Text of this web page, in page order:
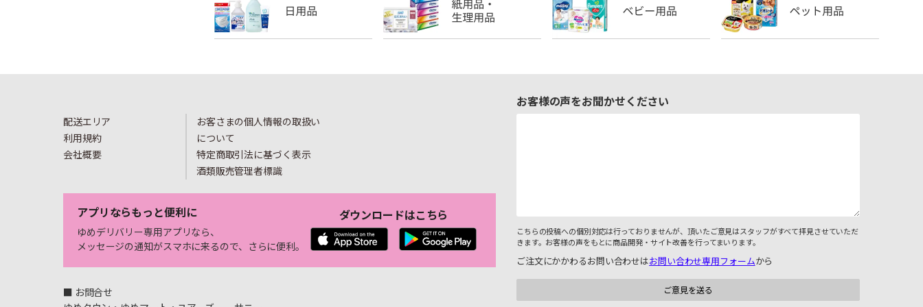
配送エリア
利用規約
会社概要
お客さまの個人情報の取扱い
について
特定商取引法に基づく表示
酒類販売管理者標識
アプリならもっと便利に
ゆめデリバリー専用アプリなら、
メッセージの通知がスマホに来るので、さらに便利。
ダウンロードはこちら
■ お問合せ
お客様の声をお聞かせください
こちらの投稿への個別対応は行っておりませんが、頂いたご意見はスタッフがすべて拝見させていただ
きます。お客様の声をもとに商品開発・サイト改善を行ってまいります。
ご注文にかかわるお問い合わせはお問い合わせ専用フォームから